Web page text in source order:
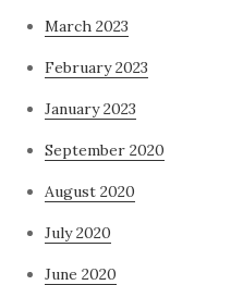
March 2023
February 2023
January 2023
September 2020
August 2020
July 2020
June 2020